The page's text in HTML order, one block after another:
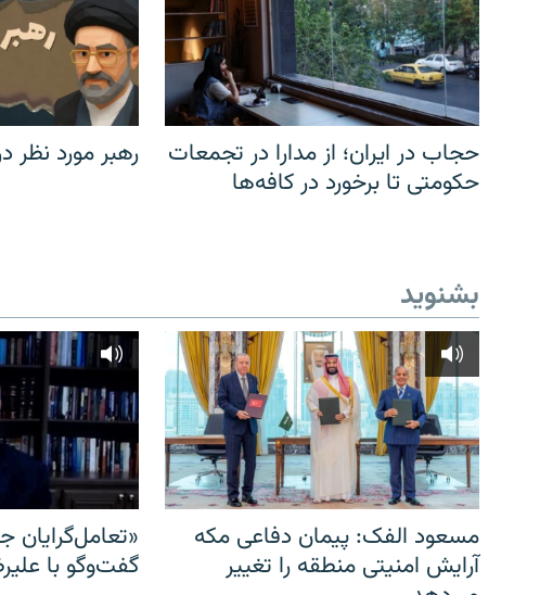
حجاب در ایران؛ از مدارا در تجمعات
حکومتی تا برخورد در کافه‌ها
رهبر مورد
بشنوید
مسعود الفک: پیمان دفاعی مکه
آرایش امنیتی منطقه را تغییر
«تعامل‌گرایان
گفت‌وگو با